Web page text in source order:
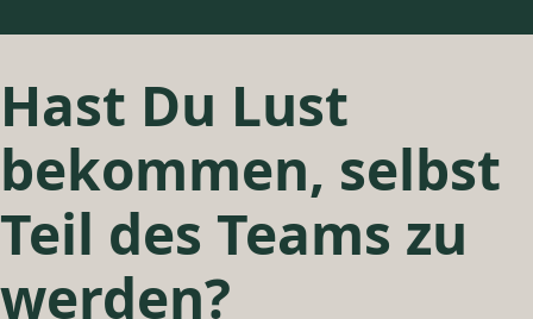
Hast Du Lust
bekommen, selbst
Teil des Teams zu
werden?